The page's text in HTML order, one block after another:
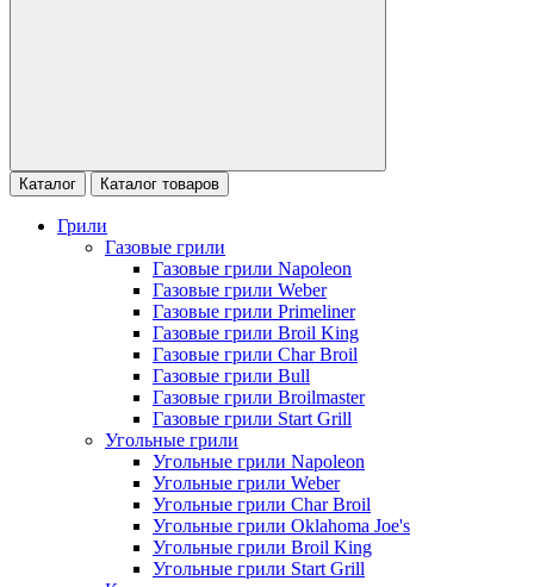
Каталог Каталог товаров
Грили
Газовые грили
Газовые грили Napoleon
Газовые грили Weber
Газовые грили Primeliner
Газовые грили Broil King
Газовые грили Char Broil
Газовые грили Bull
Газовые грили Broilmaster
Газовые грили Start Grill
Угольные грили
Угольные грили Napoleon
Угольные грили Weber
Угольные грили Char Broil
Угольные грили Oklahoma Joe's
Угольные грили Broil King
Угольные грили Start Grill